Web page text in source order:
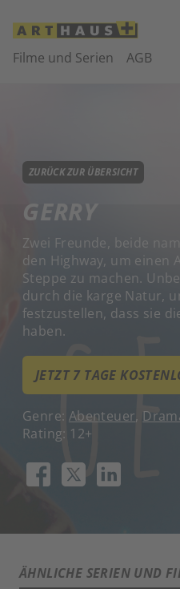
Filme und Serien AGB
ZURÜCK ZUR ÜBERSICHT
GERRY
Zwei Freunde, beide
den Highway, um einen
Steppe zu machen.
durch die karge Natur,
festzustellen, dass sie
haben.
JETZT 7 TAGE
Genre: Abenteuer,
Rating: 12+
ÄHNLICHE SERIEN UND